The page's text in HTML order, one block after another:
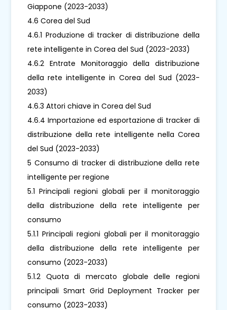
Giappone (2023-2033)
4.6 Corea del Sud
4.6.1 Produzione di tracker di distribuzione della
rete intelligente in Corea del Sud (2023-2033)
4.6.2 Entrate Monitoraggio della distribuzione
della rete intelligente in Corea del Sud (2023-
2033)
4.6.3 Attori chiave in Corea del Sud
4.6.4 Importazione ed esportazione di tracker di
distribuzione della rete intelligente nella Corea
del Sud (2023-2033)
5 Consumo di tracker di distribuzione della rete
intelligente per regione
5.1 Principali regioni globali per il monitoraggio
della distribuzione della rete intelligente per
consumo
5.1.1 Principali regioni globali per il monitoraggio
della distribuzione della rete intelligente per
consumo (2023-2033)
5.1.2 Quota di mercato globale delle regioni
principali Smart Grid Deployment Tracker per
consumo (2023-2033)